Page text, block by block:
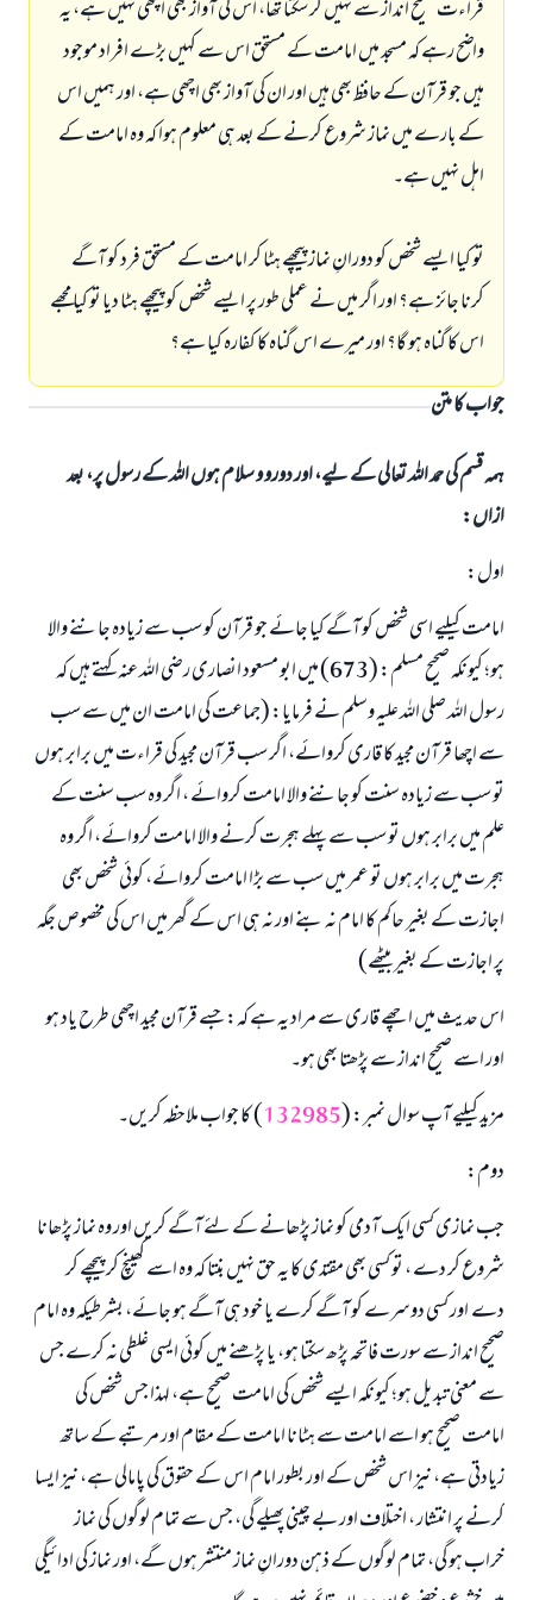
قراءت صحیح انداز سے نہیں کر سکتا تھا، اس کی آواز بھی اچھی نہیں ہے، یہ
واضح رہے کہ مسجد میں امامت کے مستحق اس سے کہیں بڑے افراد موجود
ہیں جو قرآن کے حافظ بھی ہیں اور ان کی آواز بھی اچھی ہے، اور ہمیں اس
کے بارے میں نماز شروع کرنے کے بعد ہی معلوم ہوا کہ وہ امامت کے
اہل نہیں ہے۔
تو کیا ایسے شخص کو دورانِ نماز پیچھے ہٹا کر امامت کے مستحق فرد کو آگے
کرنا جائز ہے؟ اور اگر میں نے عملی طور پر ایسے شخص کو پیچھے ہٹا دیا تو کیا مجھے
اس کا گناہ ہو گا؟ اور میرے اس گناہ کا کفارہ کیا ہے؟
جواب کا متن
ہمہ قسم کی حمد اللہ تعالی کے لیے، اور دورو و سلام ہوں اللہ کے رسول پر، بعد
ازاں:
اول:
امامت کیلیے اسی شخص کو آگے کیا جائے جو قرآن کو سب سے زیادہ جاننے والا
ہو؛ کیونکہ صحیح مسلم: (673) میں ابو مسعود انصاری رضی اللہ عنہ کہتے ہیں کہ
رسول اللہ صلی اللہ علیہ وسلم نے فرمایا: (جماعت کی امامت ان میں سے سب
سے اچھا قرآن مجید کا قاری کروائے، اگر سب قرآن مجید کی قراءت میں برابر ہوں
تو سب سے زیادہ سنت کو جاننے والا امامت کروائے ، اگر وہ سب سنت کے
علم میں برابر ہوں تو سب سے پہلے ہجرت کرنے والا امامت کروائے، اگر وہ
ہجرت میں برابر ہوں تو عمر میں سب سے بڑا امامت کروائے، کوئی شخص بھی
اجازت کے بغیر حاکم کا امام نہ بنے اور نہ ہی اس کے گھر میں اس کی مخصوص جگہ
پر اجازت کے بغیر بیٹھے)
اس حدیث میں اچھے قاری سے مراد یہ ہے کہ: جسے قرآن مجید اچھی طرح یاد ہو
اور اسے صحیح انداز سے پڑھتا بھی ہو۔
مزید کیلیے آپ سوال نمبر: (132985) کا جواب ملاحظہ کریں۔
دوم:
جب نمازی کسی ایک آدمی کو نماز پڑھانے کے لئے آگے کریں اور وہ نماز پڑھانا
شروع کر دے ، تو کسی بھی مقتدی کا یہ حق نہیں بنتا کہ وہ اسے کھینچ کر پیچھے کر
دے اور کسی دوسرے کو آگے کرے یا خود ہی آگے ہو جائے، بشرطیکہ وہ امام
صحیح انداز سے سورت فاتحہ پڑھ سکتا ہو، یا پڑھنے میں کوئی ایسی غلطی نہ کرے جس
سے معنی تبدیل ہو؛ کیونکہ ایسے شخص کی امامت صحیح ہے، لہذا جس شخص کی
امامت صحیح ہو اسے امامت سے ہٹانا امامت کے مقام اور مرتبے کے ساتھ
زیادتی ہے، نیز اس شخص کے اور بطور امام اس کے حقوق کی پامالی ہے، نیز ایسا
کرنے پر انتشار ، اختلاف اور بے چینی پھیلے گی، جس سے تمام لوگوں کی نماز
خراب ہو گی، تمام لوگوں کے ذہن دورانِ نماز منتشر ہوں گے، اور نماز کی ادائیگی
جواب نمبر 110845 نے نکاح ٹوٹنے سے بچایا۔